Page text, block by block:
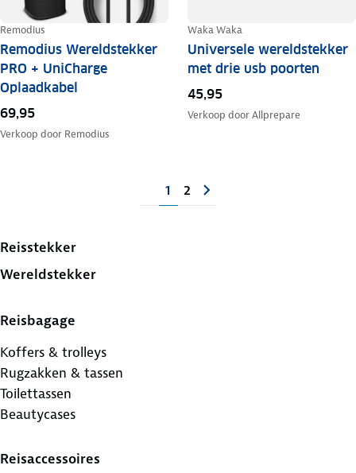
Remodius
Remodius Wereldstekker
PRO + UniCharge
Oplaadkabel
69,95
Verkoop door Remodius
Waka Waka
Universele wereldstekker
met drie usb poorten
45,95
Verkoop doorAllprepare
1 2
Reisstekker
Wereldstekker
Reisbagage
Koffers & trolleys
Rugzakken & tassen
Toilettassen
Beautycases
Reisaccessoires